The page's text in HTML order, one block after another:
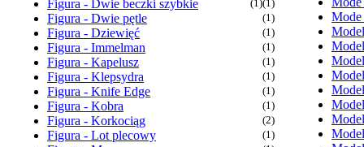
(1)
Figura - Dwie beczki szybkie (1)
Figura - Dwie pętle (1)
Figura - Dziewięć (1)
Figura - Immelman (1)
Figura - Kapelusz (1)
Figura - Klepsydra (1)
Figura - Knife Edge (1)
Figura - Kobra (1)
Figura - Korkociąg (2)
Figura - Lot plecowy (1)
Mode